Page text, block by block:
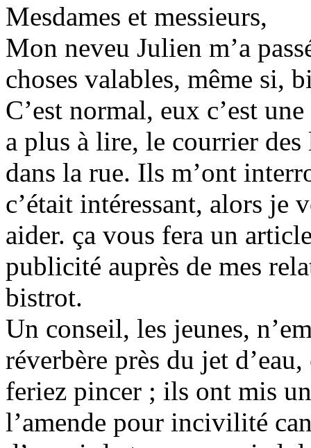
Mesdames et messieurs,
Mon neveu Julien m’a
choses valables, même si,
C’est normal, eux c’est
a plus à lire, le courrier
dans la rue. Ils m’ont
c’était intéressant, alors je
aider. ça vous fera un
publicité auprès de mes
bistrot.
Un conseil, les jeunes,
réverbère près du jet
feriez pincer ; ils ont mis
l’amende pour incivilité